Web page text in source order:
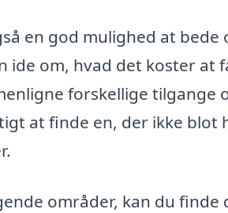
en god mulighed at bede
ide om, hvad det koster at
forskellige tilgange
at finde en, der ikke blot
områder, kan du finde